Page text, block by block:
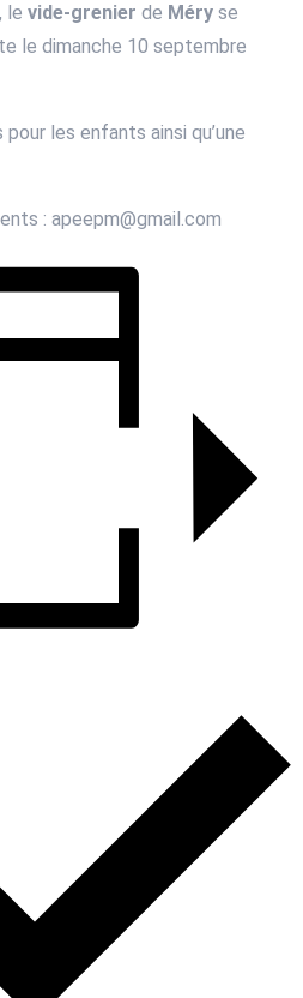
le vide-grenier de Méry se
le dimanche 10 septembre
les enfants ainsi qu’une
: apeepm@gmail.com